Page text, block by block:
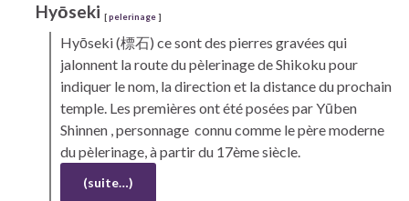
Hyōseki [pelerinage]
Hyōseki(標石) ce sont des pierres gravées qui
jalonnent la route du pèlerinage deShikokupour
indiquer le nom, la direction et la distance du prochain
temple. Les premières ont été posées parYūben
Shinnen , personnage connu comme le père moderne
du pèlerinage, à partir du 17ème siècle.
(suite…)